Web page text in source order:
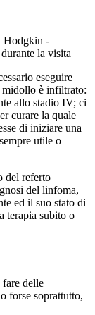
Hodgkin -
la visita
eseguire
midollo è infiltrato:
allo stadio IV; ci
curare la quale
di iniziare una
utile o
del referto
del linfoma,
ed il suo stato di
terapia subito o
delle
forse soprattutto,